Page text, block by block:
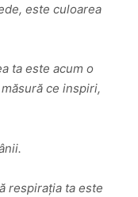
este culoarea
ta este acum o
ce inspiri,
respirația ta este